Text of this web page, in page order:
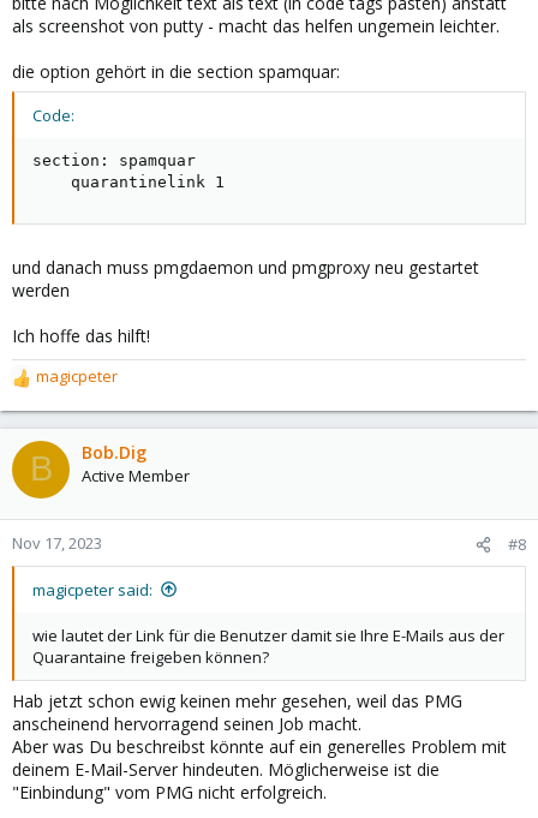
als screenshot von putty - macht das helfen ungemein leichter.
die option gehört in die section spamquar:
Code:
section: spamquar
    quarantinelink 1
und danach muss pmgdaemon und pmgproxy neu gestartet
werden
Ich hoffe das hilft!
R
e
a
c
t
o
n
magicpeter
B Bob.Dig
Active Member
Nov 17, 2023 #8
magicpeter said:
wie lautet der Link für die Benutzer damit sie Ihre E-Mails aus der
Quarantaine freigeben können?
Hab jetzt schon ewig keinen mehr gesehen, weil das PMG
anscheinend hervorragend seinen Job macht.
Aber was Du beschreibst könnte auf ein generelles Problem mit
deinem E-Mail-Server hindeuten. Möglicherweise ist die
"Einbindung" vom PMG nicht erfolgreich.